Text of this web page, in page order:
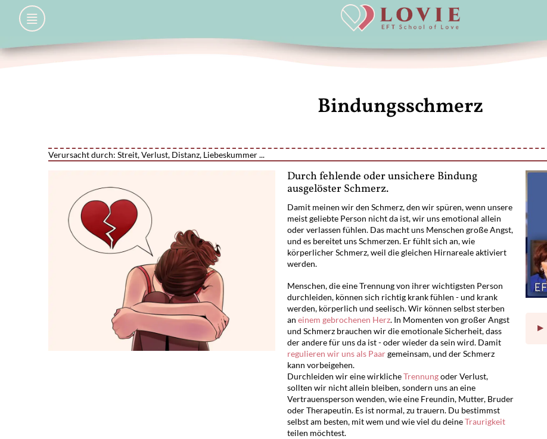
Bindungsschmerz
Verursacht durch: Streit, Verlust, Distanz, Liebeskummer ...
Durch fehlende oder unsichere Bindung
ausgelöster Schmerz.
Damit meinen wir den Schmerz, den wir spüren, wenn unsere
meist geliebte Person nicht da ist, wir uns emotional allein
oder verlassen fühlen. Das macht uns Menschen große Angst,
und es bereitet uns Schmerzen. Er fühlt sich an, wie
körperlicher Schmerz, weil die gleichen Hirnareale aktiviert
werden.
Menschen, die eine Trennung von ihrer wichtigsten Person
durchleiden, können sich richtig krank fühlen - und krank
werden, körperlich und seelisch. Wir können selbst sterben
an einem gebrochenen Herz. In Momenten von großer Angst
und Schmerz brauchen wir die emotionale Sicherheit, dass
der andere für uns da ist - oder wieder da sein wird. Damit
regulieren wir uns als Paargemeinsam, und der Schmerz
kann vorbeigehen.
Durchleiden wir eine wirklicheTrennungoder Verlust,
sollten wir nicht allein bleiben, sondern uns an eine
Vertrauensperson wenden, wie eine Freundin, Mutter, Bruder
oder Therapeutin. Es ist normal, zu trauern. Du bestimmst
selbst am besten, mit wem und wie viel du deineTraurigkeit
teilen möchtest.
▸